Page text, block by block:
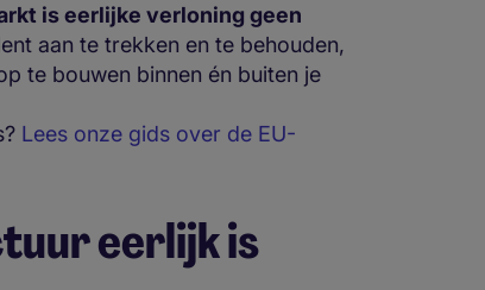
is eerlijke verloning geen
aan te trekken en te behouden,
te bouwen binnen én buiten je
Lees onze gids over de EU-
eerlijk is